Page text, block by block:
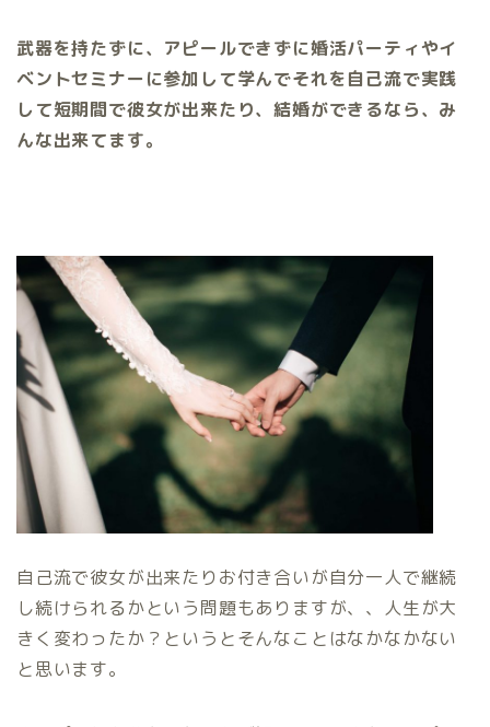
武器を持たずに、アピールできずに婚活パーティやイ
ベントセミナーに参加して学んでそれを自己流で実践
して短期間で彼女が出来たり、結婚ができるなら、み
んな出来てます。
自己流で彼女が出来たりお付き合いが自分一人で継続
し続けられるかという問題もありますが、、人生が大
きく変わったか？というとそんなことはなかなかない
と思います。